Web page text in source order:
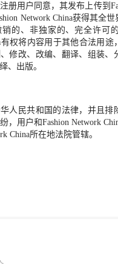
册用户同意，其发布上传到
Network China获得其全世
的、非独家的、完全许可
有权将内容用于其他合法用途
修改、改编、翻译、组装、
、出版。
人民共和国的法律，并且排
，用户和Fashion Network
China所在地法院管辖。